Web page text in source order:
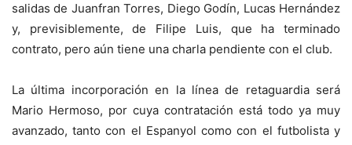
salidas de Juanfran Torres, Diego Godín, Lucas Hernández
y, previsiblemente, de Filipe Luis, que ha terminado
contrato, pero aún tiene una charla pendiente con el club.
La última incorporación en la línea de retaguardia será
Mario Hermoso, por cuya contratación está todo ya muy
avanzado, tanto con el Espanyol como con el futbolista y